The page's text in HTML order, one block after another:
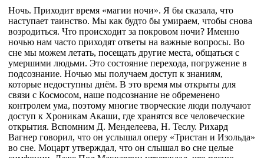
Ночь. Приходит время «магии ночи». Я бы сказала, что
наступает таинство. Мы как будто бы умираем, чтобы снова
возродиться. Что происходит за покровом ночи? Именно
ночью нам часто приходят ответы на важные вопросы. Во
сне мы можем летать, посещать другие места, общаться с
умершими людьми. Это состояние перехода, погружение в
подсознание. Ночью мы получаем доступ к знаниям,
которые недоступны днём. В это время мы открыты для
связи с Космосом, наше подсознание не обременено
контролем ума, поэтому многие творческие люди получают
доступ к Хроникам Акаши, где хранятся все человеческие
открытия. Вспомним Д. Менделеева, Н. Теслу. Рихард
Вагнер говорил, что он услышал оперу «Тристан и Изольда»
во сне. Моцарт утверждал, что он слышал во сне целые